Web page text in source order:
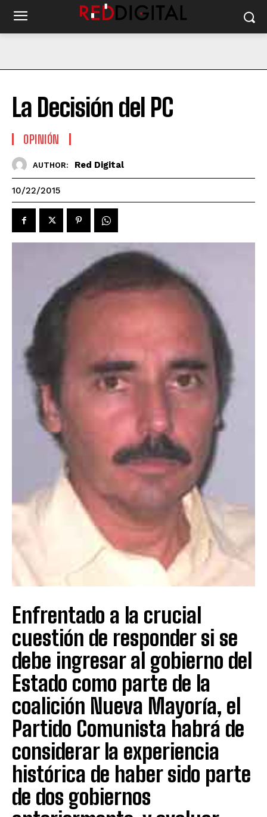
La Decisión del PC
OPINIÓN
AUTHOR: Red Digital
10/22/2015
Enfrentado a la crucial
cuestión de responder si se
debe ingresar al gobierno del
Estado como parte de la
coalición Nueva Mayoría, el
Partido Comunista habrá de
considerar la experiencia
histórica de haber sido parte
de dos gobiernos